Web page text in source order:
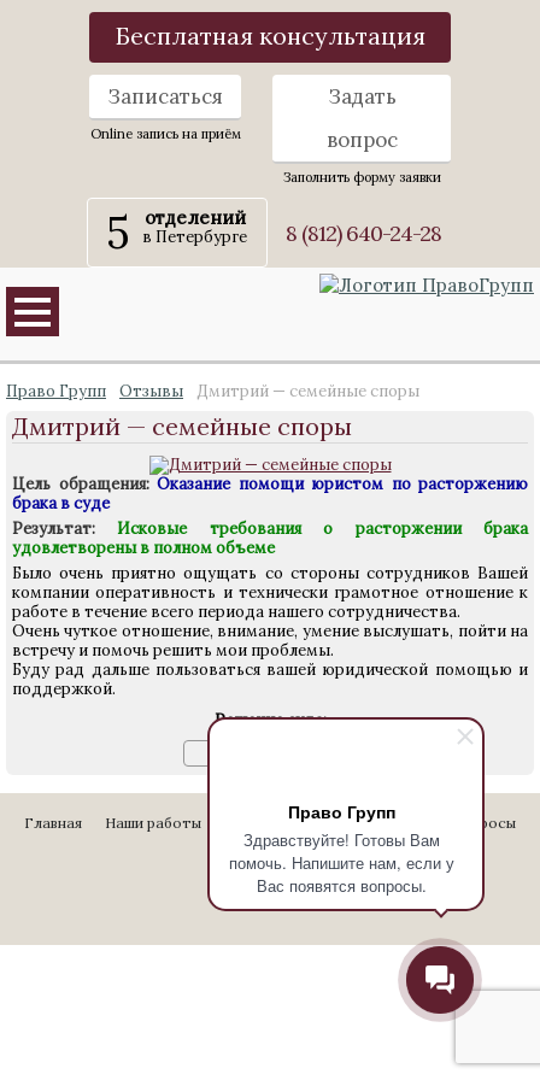
Право Групп
Здравствуйте! Готовы Вам
помочь. Напишите нам, если у
Вас появятся вопросы.
Бесплатная консультация
Записаться
Online запись на приём
Задать
вопрос
Заполнить форму заявки
5 отделений
в Петербурге 8 (812) 640-24-28
Право Групп Отзывы Дмитрий — семейные споры
Дмитрий — семейные споры
Цель обращения:Оказание помощи юристом по расторжению
брака в суде
Результат: Исковые требования о расторжении брака
удовлетворены в полном объеме
Было очень приятно ощущать со стороны сотрудников Вашей
компании оперативность и технически грамотное отношение к
работе в течение всего периода нашего сотрудничества.
Очень чуткое отношение, внимание, умение выслушать, пойти на
встречу и помочь решить мои проблемы.
Буду рад дальше пользоваться вашей юридической помощью и
поддержкой.
Решение суда:
Главная Наши работы Стоимость услуг Отзывы
Вопросы
Контакты